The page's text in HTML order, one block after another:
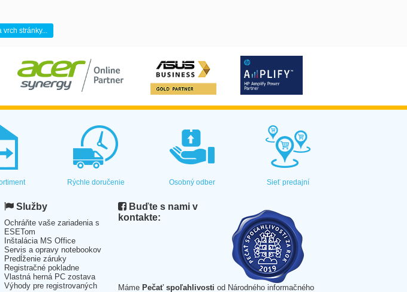
vrch stránky...
Rýchle doručenie Osobný odber Sieť predajní
Služby
Ochráňte vaše zariadenia s
ESETom
Inštalácia MS Office
Servis a opravy notebookov
Predĺženie záruky
Registračné pokladne
Vlastná herná PC zostava
Výhody pre registrovaných
Buďte s nami v
kontakte:
Máme Pečať spoľahlivosti od Národného informačného